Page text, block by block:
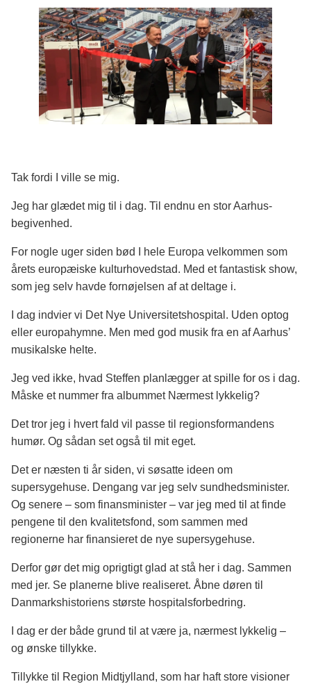
Tak fordi I ville se mig.
Jeg har glædet mig til i dag. Til endnu en stor Aarhus-
begivenhed.
For nogle uger siden bød I hele Europa velkommen som
årets europæiske kulturhovedstad. Med et fantastisk show,
som jeg selv havde fornøjelsen af at deltage i.
I dag indvier vi Det Nye Universitetshospital. Uden optog
eller europahymne. Men med god musik fra en af Aarhus’
musikalske helte.
Jeg ved ikke, hvad Steffen planlægger at spille for os i dag.
Måske et nummer fra albummet Nærmest lykkelig?
Det tror jeg i hvert fald vil passe til regionsformandens
humør. Og sådan set også til mit eget.
Det er næsten ti år siden, vi søsatte ideen om
supersygehuse. Dengang var jeg selv sundhedsminister.
Og senere – som finansminister – var jeg med til at finde
pengene til den kvalitetsfond, som sammen med
regionerne har finansieret de nye supersygehuse.
Derfor gør det mig oprigtigt glad at stå her i dag. Sammen
med jer. Se planerne blive realiseret. Åbne døren til
Danmarkshistoriens største hospitalsforbedring.
I dag er der både grund til at være ja, nærmest lykkelig –
og ønske tillykke.
Tillykke til Region Midtjylland, som har haft store visioner